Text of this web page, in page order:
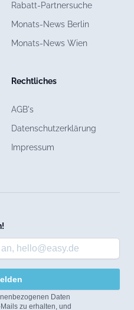
Rabatt-Partnersuche
Monats-News Berlin
Monats-News Wien
Rechtliches
AGB's
Datenschutzerklärung
Impressum
Daten
zu erhalten, und